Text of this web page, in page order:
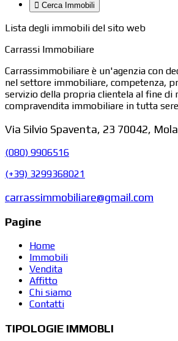
Lista degli immobili del sito web
Carrassi Immobiliare
Carrassimmobiliare è un'agenzia con
nel settore immobiliare, competenza,
servizio della propria clientela al fine di
compravendita immobiliare in tutta
Via Silvio Spaventa, 23 70042,
(080) 9906516
(+39) 3299368021
carrassimmobiliare@gmail.com
Pagine
Home
Immobili
Vendita
Affitto
Chi siamo
Contatti
TIPOLOGIE IMMOBLI